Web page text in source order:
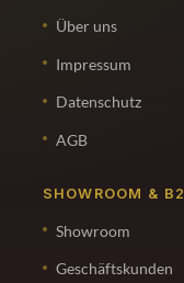
Über uns
Impressum
Datenschutz
AGB
SHOWROOM &
Showroom
Geschäftskunden